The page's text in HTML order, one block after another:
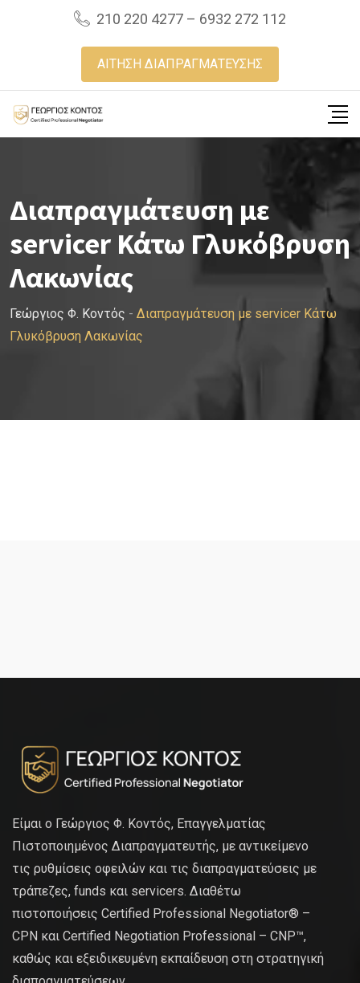
210 220 4277 – 6932 272 112
ΑΙΤΗΣΗ ΔΙΑΠΡΑΓΜΑΤΕΥΣΗΣ
Διαπραγμάτευση με
servicer Κάτω Γλυκόβρυση
Λακωνίας
Γεώργιος Φ. Κοντός - Διαπραγμάτευση με servicer Κάτω
Γλυκόβρυση Λακωνίας
Είμαι ο Γεώργιος Φ. Κοντός, Επαγγελματίας
Πιστοποιημένος Διαπραγματευτής, με αντικείμενο
τις ρυθμίσεις οφειλών και τις διαπραγματεύσεις με
τράπεζες, funds και servicers. Διαθέτω
πιστοποιήσεις Certified Professional Negotiator® –
CPN και Certified Negotiation Professional – CNP™,
καθώς και εξειδικευμένη εκπαίδευση στη στρατηγική